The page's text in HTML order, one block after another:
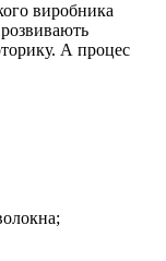
виробника
А процес